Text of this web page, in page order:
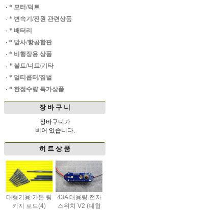
· * 모터/덕트
· * 변속기/전원 관련상품
· * 배터리
· * 발사/항공합판
· * 비행장용 상품
· * 볼트/너트/기타
· * 멀티콥터/짐벌
· * 한정수량 특가상품
장 바 구 니
장바구니가
비어 있습니다.
히 트 상 품
대형기용 카본 링
키지 로드(4)
43A 대용량 전자
스위치 V2 (대형